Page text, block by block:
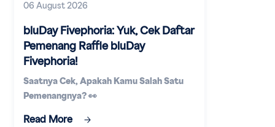
06 August 2026
bluDay Fivephoria: Yuk, Cek Daftar
Pemenang Raffle bluDay
Fivephoria!
Saatnya Cek, Apakah Kamu Salah Satu
Pemenangnya? 👀
Read More